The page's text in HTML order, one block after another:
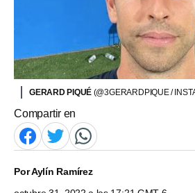
GERARD PIQUÉ (@3GERARDPIQUE /
Compartir en
PorAylín Ramírez